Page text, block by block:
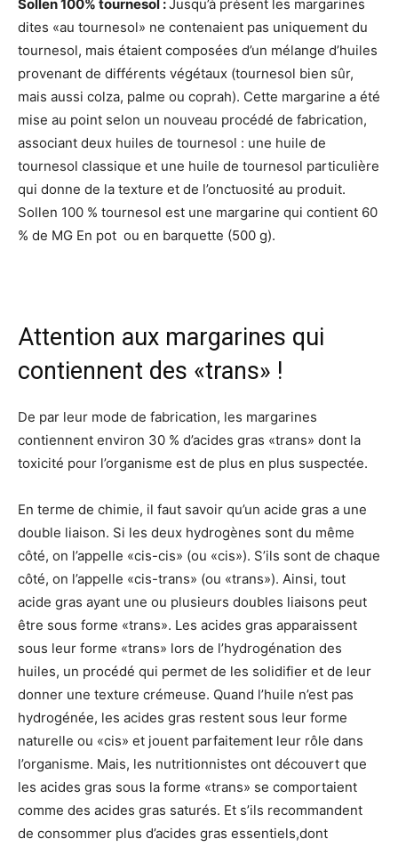
Sollen 100% tournesol :Jusqu’à présent les margarines
dites «au tournesol» ne contenaient pas uniquement du
tournesol, mais étaient composées d’un mélange d’huiles
provenant de différents végétaux (tournesol bien sûr,
mais aussi colza, palme ou coprah). Cette margarine a été
mise au point selon un nouveau procédé de fabrication,
associant deux huiles de tournesol : une huile de
tournesol classique et une huile de tournesol particulière
qui donne de la texture et de l’onctuosité au produit.
Sollen 100 % tournesol est une margarine qui contient 60
% de MG En pot ou en barquette (500 g).
Attention aux margarines qui
contiennent des «trans» !
De par leur mode de fabrication, les margarines
contiennent environ 30 % d’acides gras «trans» dont la
toxicité pour l’organisme est de plus en plus suspectée.
En terme de chimie, il faut savoir qu’un acide gras a une
double liaison. Si les deux hydrogènes sont du même
côté, on l’appelle «cis-cis» (ou «cis»). S’ils sont de chaque
côté, on l’appelle «cis-trans» (ou «trans»). Ainsi, tout
acide gras ayant une ou plusieurs doubles liaisons peut
être sous forme «trans». Les acides gras apparaissent
sous leur forme «trans» lors de l’hydrogénation des
huiles, un procédé qui permet de les solidifier et de leur
donner une texture crémeuse. Quand l’huile n’est pas
hydrogénée, les acides gras restent sous leur forme
naturelle ou «cis» et jouent parfaitement leur rôle dans
l’organisme. Mais, les nutritionnistes ont découvert que
les acides gras sous la forme «trans» se comportaient
comme des acides gras saturés. Et s’ils recommandent
de consommer plus d’acides gras essentiels,dont